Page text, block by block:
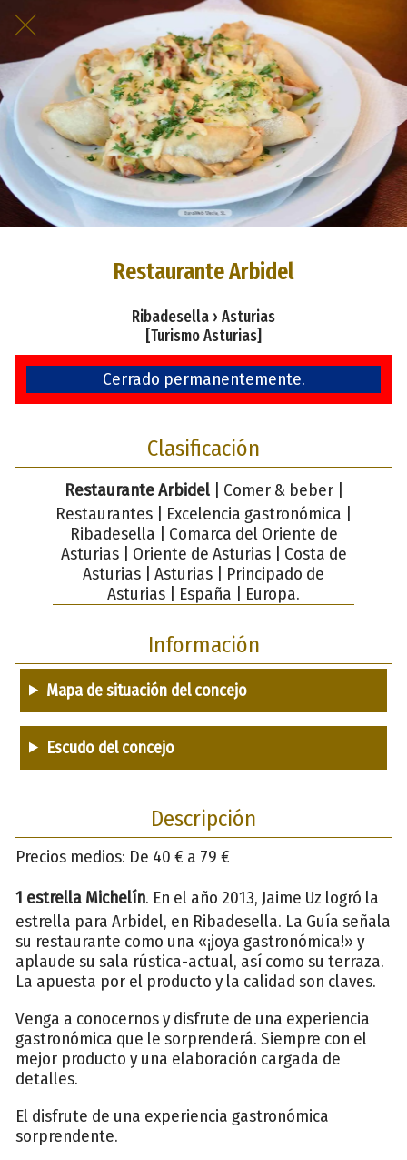
Restaurante Arbidel
Ribadesella › Asturias
[Turismo Asturias]
Cerrado permanentemente.
Clasificación
Restaurante Arbidel| Comer & beber |
Restaurantes | Excelencia gastronómica |
Ribadesella | Comarca del Oriente de
Asturias | Oriente de Asturias | Costa de
Asturias | Asturias | Principado de
Asturias | España | Europa.
Información
Mapa de situación del concejo
Escudo del concejo
Descripción
Precios medios: De 40 € a 79 €
1 estrella Michelín. En el año 2013, Jaime Uz logró la
estrella para Arbidel, en Ribadesella. La Guía señala
su restaurante como una «¡joya gastronómica!» y
aplaude su sala rústica-actual, así como su terraza.
La apuesta por el producto y la calidad son claves.
Venga a conocernos y disfrute de una experiencia
gastronómica que le sorprenderá. Siempre con el
mejor producto y una elaboración cargada de
detalles.
El disfrute de una experiencia gastronómica
sorprendente.